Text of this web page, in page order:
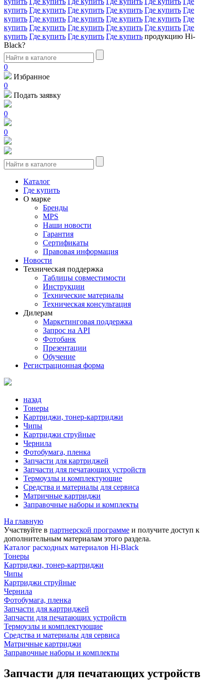
купить Где купить Где купить Где купить Где купить Где
купить Где купить Где купить Где купить Где купить Где
купить Где купить Где купить Где купить Где купить Где
купить Где купить Где купить Где купить продукцию Hi-
Black?
0
Избранное
0
Подать заявку
0
0
Каталог
Где купить
О марке
Бренды
MPS
Наши новости
Гарантия
Сертификаты
Правовая информация
Новости
Техническая поддержка
Таблицы совместимости
Инструкции
Технические материалы
Техническая консультация
Дилерам
Маркетинговая поддержка
Запрос на API
Фотобанк
Презентации
Обучение
Регистрационная форма
назад
Тонеры
Картриджи, тонер-картриджи
Чипы
Картриджи струйные
Чернила
Фотобумага, пленка
Запчасти для картриджей
Запчасти для печатающих устройств
Термоузлы и комплектующие
Средства и материалы для сервиса
Матричные картриджи
Заправочные наборы и комплекты
На главную
Участвуйте в партнерской программе и получите доступ к
дополнительным материалам этого раздела.
Каталог расходных материалов Hi-Black
Тонеры
Картриджи, тонер-картриджи
Чипы
Картриджи струйные
Чернила
Фотобумага, пленка
Запчасти для картриджей
Запчасти для печатающих устройств
Термоузлы и комплектующие
Средства и материалы для сервиса
Матричные картриджи
Заправочные наборы и комплекты
Запчасти для печатающих устройств